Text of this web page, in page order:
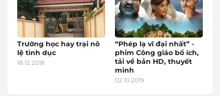
Trường học hay trại nô
lệ tình dục
18.12.2018
“Phép lạ vĩ đại nhất” -
phim Công giáo bổ ích,
tải về bản HD, thuyết
minh
02.10.2019